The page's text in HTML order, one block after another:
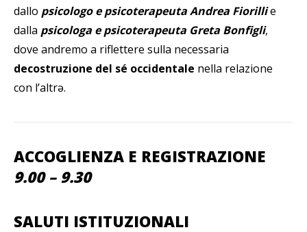
dallo psicologo e psicoterapeuta Andrea Fiorillie
dalla psicologa e psicoterapeuta Greta Bonfigli,
dove andremo a riflettere sulla necessaria
decostruzione del sé occidentale nella relazione
con l’altrə.
ACCOGLIENZA E REGISTRAZIONE
9.00 – 9.30
SALUTI ISTITUZIONALI